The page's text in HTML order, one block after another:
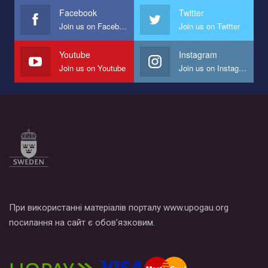
представляющий программу развития организации.
Мы просим вас поддержать нас и помочь нам реализовать
наш план по борьбе с насилием и дискриминацией на почве
СОГИ в Украине.
Все, что вам нужно сделать - это зайти на наш канал YouTube
по этой ссылке и поставить лайк под видео.
Facebook
Join us on Facebook
Twitter
Join us on Twitter
Youtube
Join us on Youtube
Instagram
Join us on Instagram
При використанні матеріалів порталу www.upogau.org
посилання на сайт є обов’язковим.